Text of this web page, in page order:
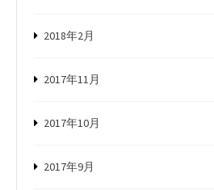
2018年2月
2017年11月
2017年10月
2017年9月